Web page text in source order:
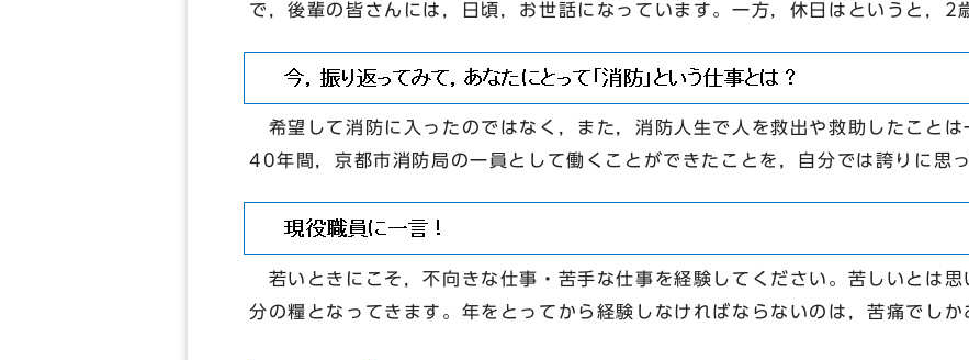
で，後輩の皆さんには，日頃，お世話になっています。一方，休日はというと，2
希望して消防に入ったのではなく，また，消防人生で人を救出や救助したことは
40年間，京都市消防局の一員として働くことができたことを，自分では誇りに思っ
若いときにこそ，不向きな仕事・苦手な仕事を経験してください。苦しいとは思
分の糧となってきます。年をとってから経験しなければならないのは，苦痛でしか